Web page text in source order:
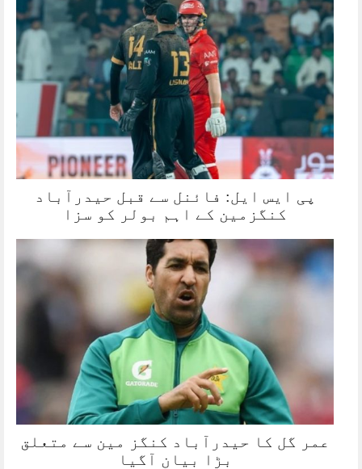
پی ایس ایل: فائنل سے قبل حیدرآباد
کنگزمین کے اہم بولر کو سزا
عمر گل کا حیدرآباد کنگز مین سے متعلق
بڑا بیان آگیا